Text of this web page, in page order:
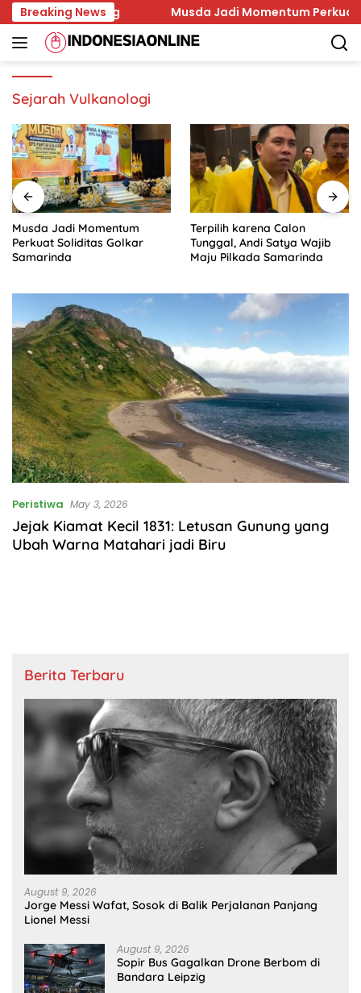
Skip
to
content
Breaking News
Leipzig Musda Jadi Momentum Perkuat
Sejarah Vulkanologi
Musda Jadi Momentum
Perkuat Soliditas Golkar
Samarinda
Terpilih karena Calon
Tunggal, Andi Satya Wajib
Maju Pilkada Samarinda
Peristiwa May 3, 2026
Jejak Kiamat Kecil 1831: Letusan Gunung yang
Ubah Warna Matahari jadi Biru
Berita Terbaru
August 9, 2026
Jorge Messi Wafat, Sosok di Balik Perjalanan Panjang
Lionel Messi
August 9, 2026
Sopir Bus Gagalkan Drone Berbom di
Bandara Leipzig